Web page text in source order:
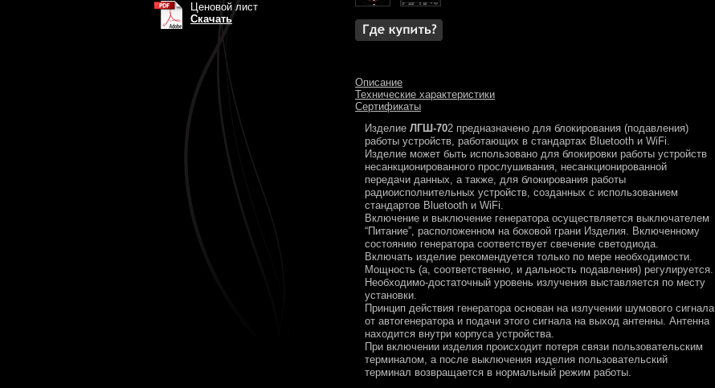
Описание
Технические характеристики
Сертификаты
Изделие ЛГШ-702 предназначено для блокирования (подавления)
работы устройств, работающих в стандартах Bluetooth и WiFi.
Изделие может быть использовано для блокировки работы устройств
несанкционированного прослушивания, несанкционированной
передачи данных, а также, для блокирования работы
радиоисполнительных устройств, созданных с использованием
стандартов Bluetooth и WiFi.
Включение и выключение генератора осуществляется выключателем
“Питание”, расположенном на боковой грани Изделия. Включенному
состоянию генератора соответствует свечение светодиода.
Включать изделие рекомендуется только по мере необходимости.
Мощность (а, соответственно, и дальность подавления) регулируется.
Необходимо-достаточный уровень излучения выставляется по месту
установки.
Принцип действия генератора основан на излучении шумового сигнала
от автогенератора и подачи этого сигнала на выход антенны. Антенна
находится внутри корпуса устройства.
При включении изделия происходит потеря связи пользовательским
терминалом, а после выключения изделия пользовательский
терминал возвращается в нормальный режим работы.
Ценовой лист
Скачать